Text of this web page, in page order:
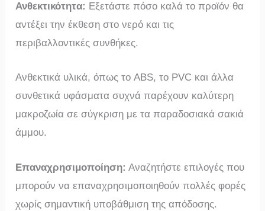
Ανθεκτικότητα: Εξετάστε πόσο καλά το προϊόν θα
αντέξει την έκθεση στο νερό και τις
περιβαλλοντικές συνθήκες.
Ανθεκτικά υλικά, όπως το ABS, το PVC και άλλα
συνθετικά υφάσματα συχνά παρέχουν καλύτερη
μακροζωία σε σύγκριση με τα παραδοσιακά σακιά
άμμου.
Επαναχρησιμοποίηση: Αναζητήστε επιλογές που
μπορούν να επαναχρησιμοποιηθούν πολλές φορές
χωρίς σημαντική υποβάθμιση της απόδοσης.